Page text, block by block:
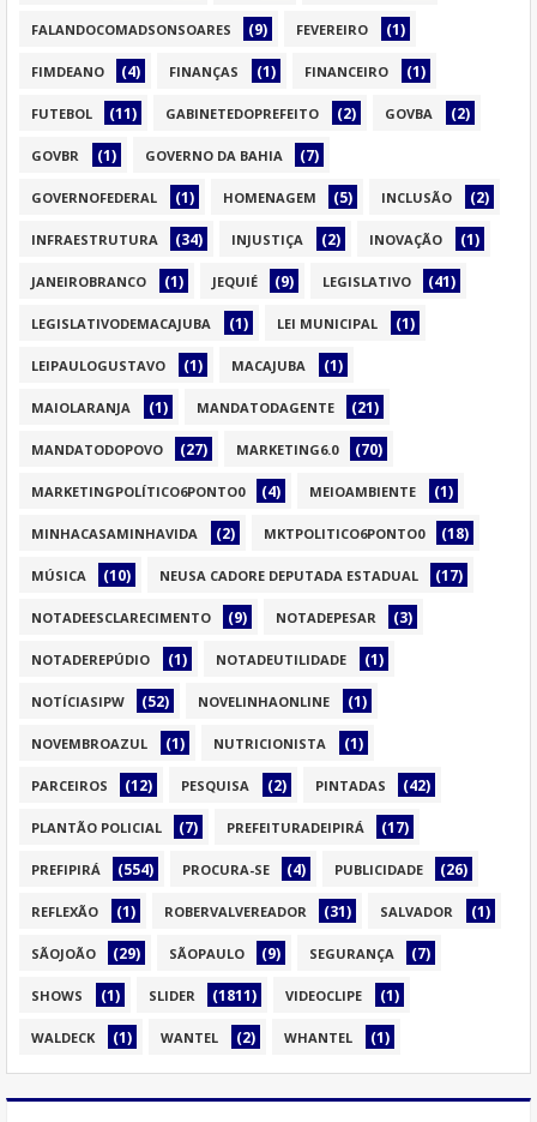
FALANDOCOMADSONSOARES (9) FEVEREIRO (1)
FIMDEANO (4) FINANÇAS (1) FINANCEIRO (1)
FUTEBOL (11) GABINETEDOPREFEITO (2) GOVBA (2)
GOVBR (1) GOVERNO DA BAHIA (7)
GOVERNOFEDERAL (1) HOMENAGEM (5) INCLUSÃO (2)
INFRAESTRUTURA (34) INJUSTIÇA (2) INOVAÇÃO (1)
JANEIROBRANCO (1) JEQUIÉ (9) LEGISLATIVO (41)
LEGISLATIVODEMACAJUBA (1) LEI MUNICIPAL (1)
LEIPAULOGUSTAVO (1) MACAJUBA (1)
MAIOLARANJA (1) MANDATODAGENTE (21)
MANDATODOPOVO (27) MARKETING6.0 (70)
MARKETINGPOLÍTICO6PONTO0 (4) MEIOAMBIENTE (1)
MINHACASAMINHAVIDA (2) MKTPOLITICO6PONTO0 (18)
MÚSICA (10) NEUSA CADORE DEPUTADA ESTADUAL (17)
NOTADEESCLARECIMENTO (9) NOTADEPESAR (3)
NOTADEREPÚDIO (1) NOTADEUTILIDADE (1)
NOTÍCIASIPW (52) NOVELINHAONLINE (1)
NOVEMBROAZUL (1) NUTRICIONISTA (1)
PARCEIROS (12) PESQUISA (2) PINTADAS (42)
PLANTÃO POLICIAL (7) PREFEITURADEIPIRÁ (17)
PREFIPIRÁ (554) PROCURA-SE (4) PUBLICIDADE (26)
REFLEXÃO (1) ROBERVALVEREADOR (31) SALVADOR (1)
SÃOJOÃO (29) SÃOPAULO (9) SEGURANÇA (7)
SHOWS (1) SLIDER (1811) VIDEOCLIPE (1)
WALDECK (1) WANTEL (2) WHANTEL (1)